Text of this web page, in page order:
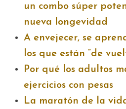
un combo súper
nueva longevidad
A envejecer, se
los que están “de
Por qué los adultos
ejercicios con pesas
La maratón de la